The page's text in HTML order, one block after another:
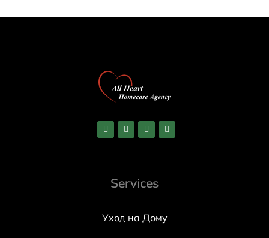
Services
Уход на Дому